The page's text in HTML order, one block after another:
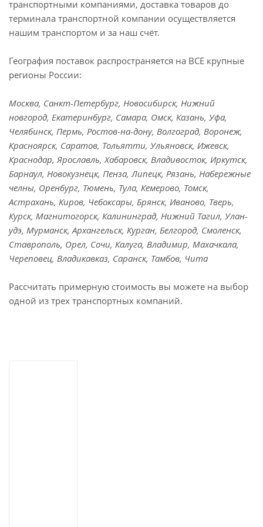
транспортными компаниями, доставка товаров до
терминала транспортной компании осуществляется
нашим транспортом и за наш счёт.
География поставок распространяется на ВСЕ крупные
регионы России:
Москва, Санкт-Петербург, Новосибирск, Нижний
новгород, Екатеринбург, Самара, Омск, Казань, Уфа,
Челябинск, Пермь, Ростов-на-дону, Волгоград, Воронеж,
Красноярск, Саратов, Тольятти, Ульяновск, Ижевск,
Краснодар, Ярославль, Хабаровск, Владивосток, Иркутск,
Барнаул, Новокузнецк, Пенза, Липецк, Рязань, Набережные
челны, Оренбург, Тюмень, Тула, Кемерово, Томск,
Астрахань, Киров, Чебоксары, Брянск, Иваново, Тверь,
Курск, Магнитогорск, Калининград, Нижний Тагил, Улан-
удэ, Мурманск, Архангельск, Курган, Белгород, Смоленск,
Ставрополь, Орел, Сочи, Калуга, Владимир, Махачкала,
Череповец, Владикавказ, Саранск, Тамбов, Чита
Рассчитать примерную стоимость вы можете на выбор
одной из трех транспортных компаний.